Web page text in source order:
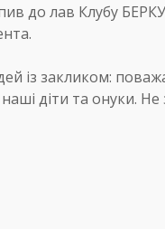
до лав Клубу
із закликом:
діти та онуки. Не